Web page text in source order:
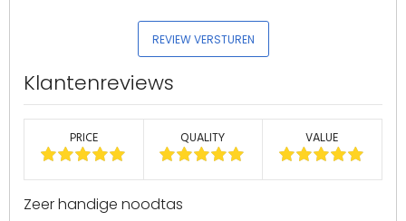
Klantenreviews
PRICE QUALITY VALUE
Zeer handige noodtas
REVIEW VERSTUREN